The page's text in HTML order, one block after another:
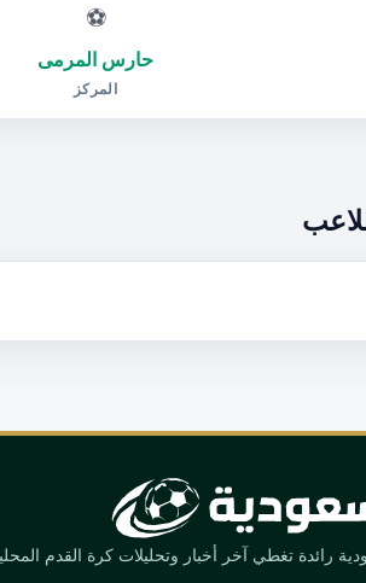
⚽
حارس المرمى
المركز
رائدة تغطي آخر أخبار وتحليلات كرة القدم